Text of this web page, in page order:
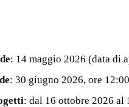
: 14 maggio 2026 (data di
: 30 giugno 2026, ore 12:00
: dal 16 ottobre 2026 al